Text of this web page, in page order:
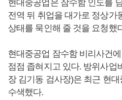
현대중공업은 잠수함 인도를
전역 뒤 취업을 대가로 정상가
상태를 묵인해 줄 것을 요청했
현대중공업 잠수함 비리사건
점점 좁혀지고 있다. 방위사업
장 김기동 검사장)은 최근 현
수색했다.